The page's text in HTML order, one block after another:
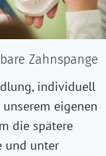
Zahnspange
individuell
eigenen
die spätere
und unter